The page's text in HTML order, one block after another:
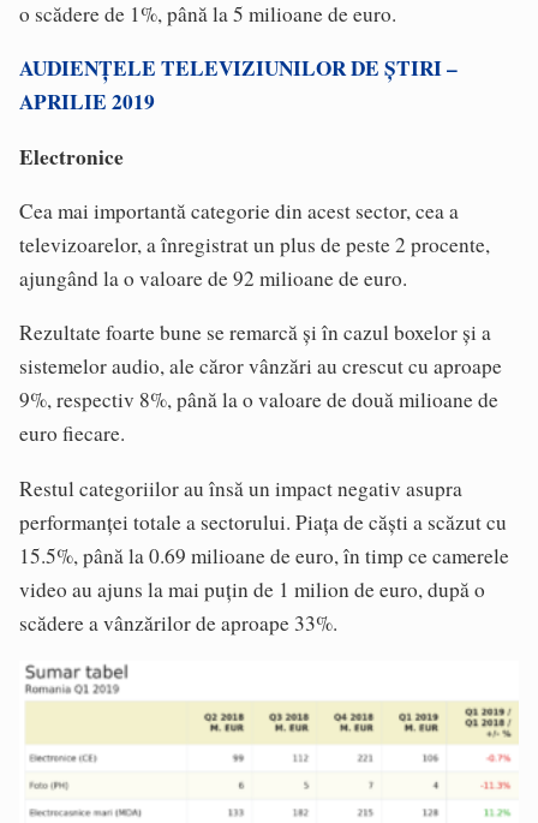
o scădere de 1%, până la 5 milioane de euro.
AUDIENȚELE TELEVIZIUNILOR DE ȘTIRI –
APRILIE 2019
Electronice
Cea mai importantă categorie din acest sector, cea a
televizoarelor, a înregistrat un plus de peste 2 procente,
ajungând la o valoare de 92 milioane de euro.
Rezultate foarte bune se remarcă și în cazul boxelor și a
sistemelor audio, ale căror vânzări au crescut cu aproape
9%, respectiv 8%, până la o valoare de două milioane de
euro fiecare.
Restul categoriilor au însă un impact negativ asupra
performanței totale a sectorului. Piața de căști a scăzut cu
15.5%, până la 0.69 milioane de euro, în timp ce camerele
video au ajuns la mai puțin de 1 milion de euro, după o
scădere a vânzărilor de aproape 33%.